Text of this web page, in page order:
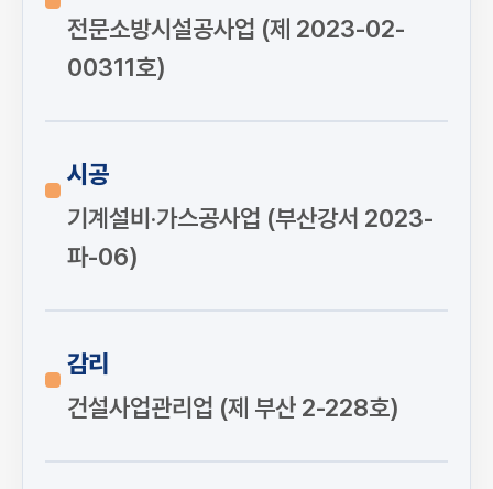
전문소방시설공사업 (제 2023-02-
00311호)
시공
기계설비·가스공사업 (부산강서 2023-
파-06)
감리
건설사업관리업 (제 부산 2-228호)